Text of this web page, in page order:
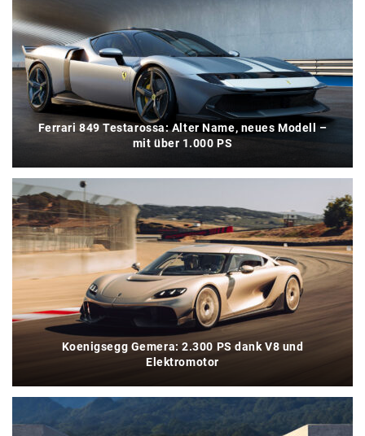
Ferrari 849 Testarossa: Alter Name, neues Modell –
mit über 1.000 PS
Koenigsegg Gemera: 2.300 PS dank V8 und
Elektromotor